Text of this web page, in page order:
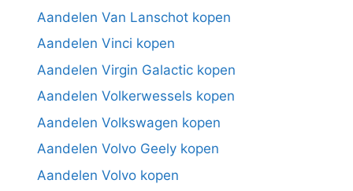
Aandelen Van Lanschot kopen
Aandelen Vinci kopen
Aandelen Virgin Galactic kopen
Aandelen Volkerwessels kopen
Aandelen Volkswagen kopen
Aandelen Volvo Geely kopen
Aandelen Volvo kopen